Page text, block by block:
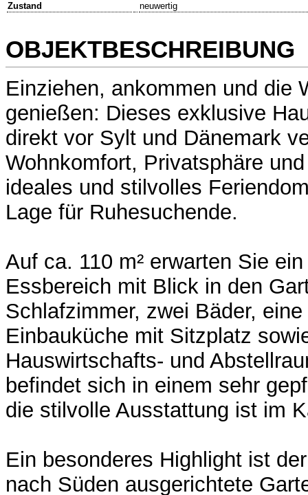
Zustand
neuwertig
OBJEKTBESCHREIBUNG
Einziehen, ankommen und die
genießen: Dieses exklusive
direkt vor Sylt und Dänemark
Wohnkomfort, Privatsphäre
ideales und stilvolles
Lage für Ruhesuchende.
Auf ca. 110 m² erwarten Sie
Essbereich mit Blick in den
Schlafzimmer, zwei Bäder,
Einbauküche mit Sitzplatz
Hauswirtschafts- und
befindet sich in einem sehr
die stilvolle Ausstattung ist im
Ein besonderes Highlight ist
nach Süden ausgerichtete